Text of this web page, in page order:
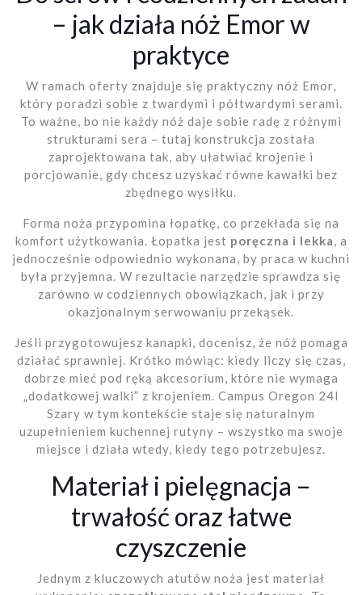
– jak działa nóż Emor w
praktyce
W ramach oferty znajduje się praktyczny nóż Emor,
który poradzi sobie z twardymi i półtwardymi serami.
To ważne, bo nie każdy nóż daje sobie radę z różnymi
strukturami sera – tutaj konstrukcja została
zaprojektowana tak, aby ułatwiać krojenie i
porcjowanie, gdy chcesz uzyskać równe kawałki bez
zbędnego wysiłku.
Forma noża przypomina łopatkę, co przekłada się na
komfort użytkowania. Łopatka jest poręczna i lekka, a
jednocześnie odpowiednio wykonana, by praca w kuchni
była przyjemna. W rezultacie narzędzie sprawdza się
zarówno w codziennych obowiązkach, jak i przy
okazjonalnym serwowaniu przekąsek.
Jeśli przygotowujesz kanapki, docenisz, że nóż pomaga
działać sprawniej. Krótko mówiąc: kiedy liczy się czas,
dobrze mieć pod ręką akcesorium, które nie wymaga
„dodatkowej walki” z krojeniem. Campus Oregon 24l
Szary w tym kontekście staje się naturalnym
uzupełnieniem kuchennej rutyny – wszystko ma swoje
miejsce i działa wtedy, kiedy tego potrzebujesz.
Materiał i pielęgnacja –
trwałość oraz łatwe
czyszczenie
Jednym z kluczowych atutów noża jest materiał